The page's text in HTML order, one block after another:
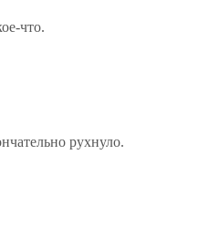
что.
рухнуло.